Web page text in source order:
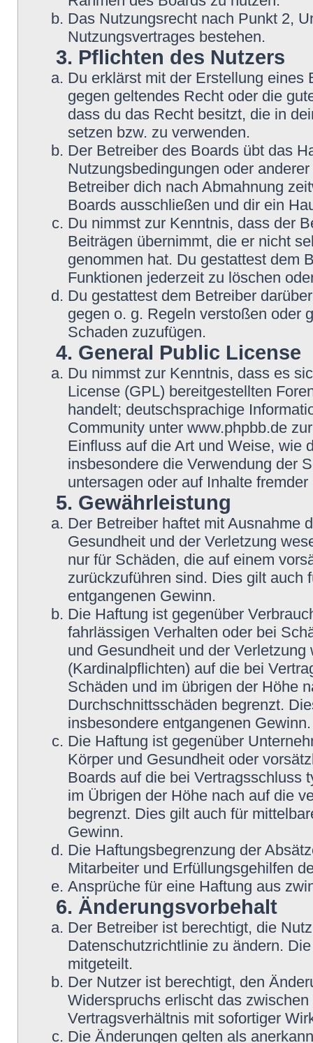
Das Nutzungsrecht nach Punkt 2,
Nutzungsvertrages bestehen.
3. Pflichten des Nutzers
Du erklärst mit der Erstellung eines
gegen geltendes Recht oder die
dass du das Recht besitzt, die in
setzen bzw. zu verwenden.
Der Betreiber des Boards übt das
Nutzungsbedingungen oder
Betreiber dich nach Abmahnung
Boards ausschließen und dir ein
Du nimmst zur Kenntnis, dass der
Beiträgen übernimmt, die er nicht
genommen hat. Du gestattest dem
Funktionen jederzeit zu löschen
Du gestattest dem Betreiber
gegen o. g. Regeln verstoßen oder
Schaden zuzufügen.
4. General Public License
Du nimmst zur Kenntnis, dass es
License (GPL) bereitgestellten
handelt; deutschsprachige
Community unter www.phpbb.de
Einfluss auf die Art und Weise, wie
insbesondere die Verwendung der
untersagen oder auf Inhalte
5. Gewährleistung
Der Betreiber haftet mit Ausnahme
Gesundheit und der Verletzung
nur für Schäden, die auf einem
zurückzuführen sind. Dies gilt auch
entgangenen Gewinn.
Die Haftung ist gegenüber
fahrlässigen Verhalten oder bei
und Gesundheit und der
(Kardinalpflichten) auf die bei
Schäden und im übrigen der Höhe
Durchschnittsschäden begrenzt.
insbesondere entgangenen Gewinn.
Die Haftung ist gegenüber
Körper und Gesundheit oder
Boards auf die bei Vertragsschluss
im Übrigen der Höhe nach auf die
begrenzt. Dies gilt auch für
Gewinn.
Die Haftungsbegrenzung der
Mitarbeiter und Erfüllungsgehilfen
Ansprüche für eine Haftung aus
6. Änderungsvorbehalt
Der Betreiber ist berechtigt, die
Datenschutzrichtlinie zu ändern.
mitgeteilt.
Der Nutzer ist berechtigt, den
Widerspruchs erlischt das
Vertragsverhältnis mit sofortiger
Die Änderungen gelten als